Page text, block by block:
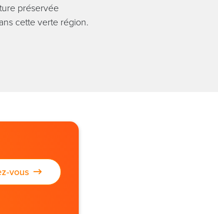
préservée
cette verte région.
vous